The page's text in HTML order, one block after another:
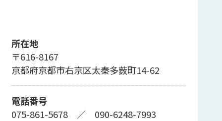
所在地
〒616-8167
京都府京都市右京区太秦多薮町14-62
電話番号
075-861-5678／ 090-6248-7993